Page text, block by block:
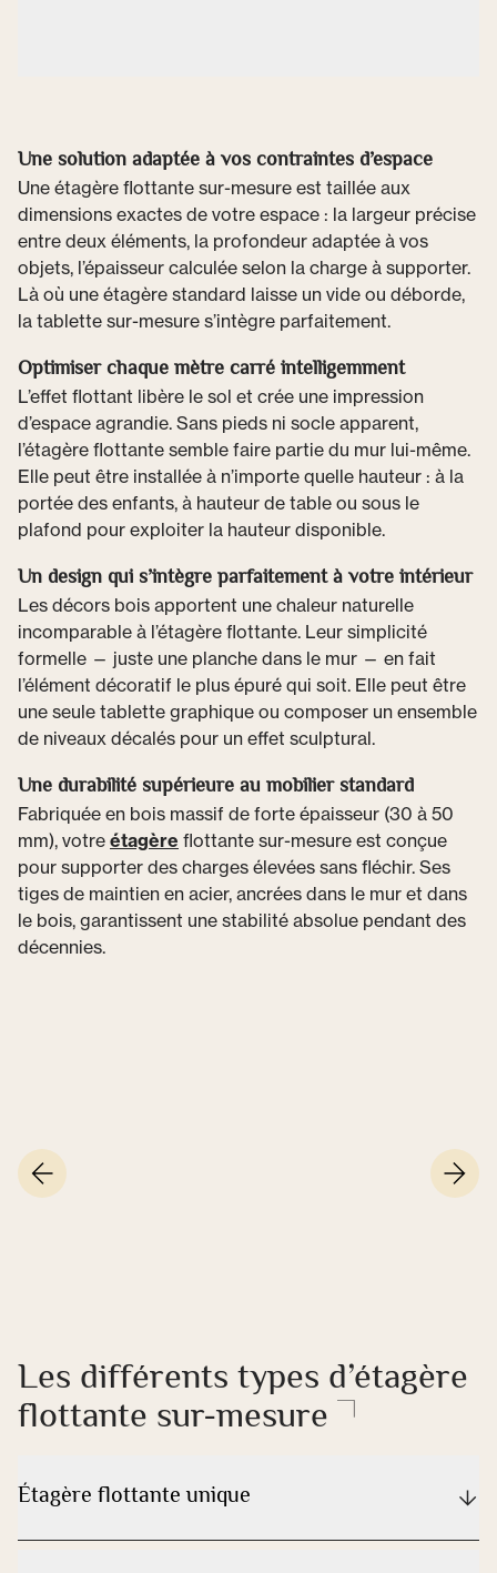
Une solution adaptée à vos contraintes d’espace
Une étagère flottante sur-mesure est taillée aux
dimensions exactes de votre espace : la largeur précise
entre deux éléments, la profondeur adaptée à vos
objets, l’épaisseur calculée selon la charge à supporter.
Là où une étagère standard laisse un vide ou déborde,
la tablette sur-mesure s’intègre parfaitement.
Optimiser chaque mètre carré intelligemment
L’effet flottant libère le sol et crée une impression
d’espace agrandie. Sans pieds ni socle apparent,
l’étagère flottante semble faire partie du mur lui-même.
Elle peut être installée à n’importe quelle hauteur : à la
portée des enfants, à hauteur de table ou sous le
plafond pour exploiter la hauteur disponible.
Un design qui s’intègre parfaitement à votre intérieur
Les décors bois apportent une chaleur naturelle
incomparable à l’étagère flottante. Leur simplicité
formelle — juste une planche dans le mur — en fait
l’élément décoratif le plus épuré qui soit. Elle peut être
une seule tablette graphique ou composer un ensemble
de niveaux décalés pour un effet sculptural.
Une durabilité supérieure au mobilier standard
Fabriquée en bois massif de forte épaisseur (30 à 50
mm), votre étagère flottante sur-mesure est conçue
pour supporter des charges élevées sans fléchir. Ses
tiges de maintien en acier, ancrées dans le mur et dans
le bois, garantissent une stabilité absolue pendant des
décennies.
Les différents types d’étagère
flottante sur-mesure
Étagère flottante unique